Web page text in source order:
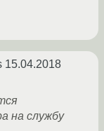
15.04.2018
на службу